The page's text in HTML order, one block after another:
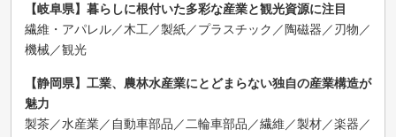
【岐阜県】暮らしに根付いた多彩な産業と観光資源に注目
繊維・アパレル／木工／製紙／プラスチック／陶磁器／刃物／
機械／観光
【静岡県】工業、農林水産業にとどまらない独自の産業構造が
魅力
製茶／水産業／自動車部品／二輪車部品／繊維／製材／楽器／